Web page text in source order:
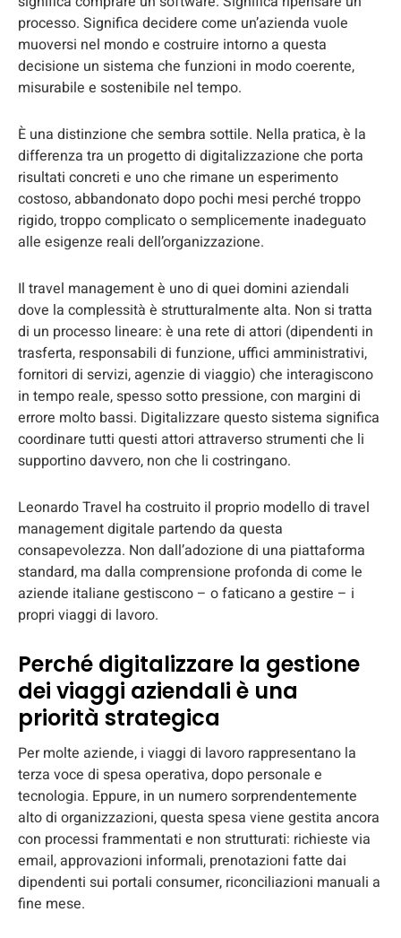
processo. Significa decidere come un’azienda vuole
muoversi nel mondo e costruire intorno a questa
decisione un sistema che funzioni in modo coerente,
misurabile e sostenibile nel tempo.
È una distinzione che sembra sottile. Nella pratica, è la
differenza tra un progetto di digitalizzazione che porta
risultati concreti e uno che rimane un esperimento
costoso, abbandonato dopo pochi mesi perché troppo
rigido, troppo complicato o semplicemente inadeguato
alle esigenze reali dell’organizzazione.
Il travel management è uno di quei domini aziendali
dove la complessità è strutturalmente alta. Non si tratta
di un processo lineare: è una rete di attori (dipendenti in
trasferta, responsabili di funzione, uffici amministrativi,
fornitori di servizi, agenzie di viaggio) che interagiscono
in tempo reale, spesso sotto pressione, con margini di
errore molto bassi. Digitalizzare questo sistema significa
coordinare tutti questi attori attraverso strumenti che li
supportino davvero, non che li costringano.
Leonardo Travel ha costruito il proprio modello di travel
management digitale partendo da questa
consapevolezza. Non dall’adozione di una piattaforma
standard, ma dalla comprensione profonda di come le
aziende italiane gestiscono – o faticano a gestire – i
propri viaggi di lavoro.
Perché digitalizzare la gestione
dei viaggi aziendali è una
priorità strategica
Per molte aziende, i viaggi di lavoro rappresentano la
terza voce di spesa operativa, dopo personale e
tecnologia. Eppure, in un numero sorprendentemente
alto di organizzazioni, questa spesa viene gestita ancora
con processi frammentati e non strutturati: richieste via
email, approvazioni informali, prenotazioni fatte dai
dipendenti sui portali consumer, riconciliazioni manuali a
fine mese.